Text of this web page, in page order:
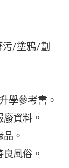
/塗鴉/劃
學參考書。
資料。
。
風俗。